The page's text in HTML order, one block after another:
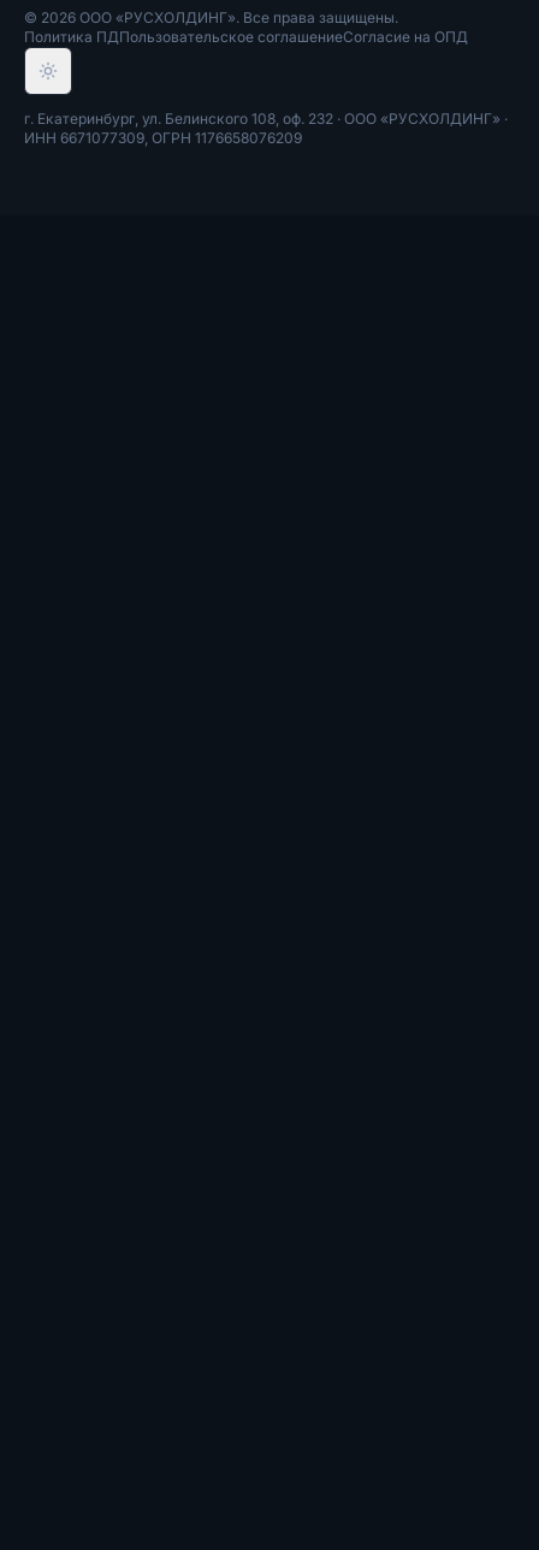
© 2026 ООО «РУСХОЛДИНГ». Все права защищены.
Политика ПДПользовательское соглашениеСогласие на ОПД
г. Екатеринбург, ул. Белинского 108, оф. 232 · ООО «РУСХОЛДИНГ» ·
ИНН 6671077309, ОГРН 1176658076209